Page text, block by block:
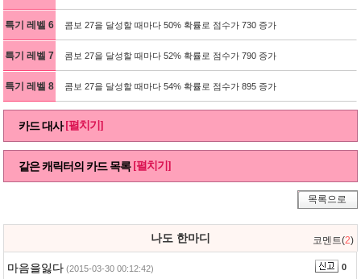
특기 레벨 6 콤보 27을 달성할 때마다 50% 확률로 점수가 730 증가
특기 레벨 7 콤보 27을 달성할 때마다 52% 확률로 점수가 790 증가
특기 레벨 8 콤보 27을 달성할 때마다 54% 확률로 점수가 895 증가
카드 대사 [펼치기]
같은 캐릭터의 카드 목록 [펼치기]
목록으로
나도 한마디 코멘트(2)
마음을잃다 (2015-03-30 00:12:42) 0